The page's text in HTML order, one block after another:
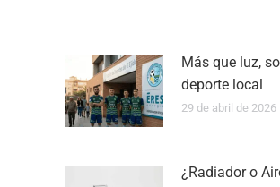
Más que luz,
deporte local
29 de abril de 2026
¿Radiador o